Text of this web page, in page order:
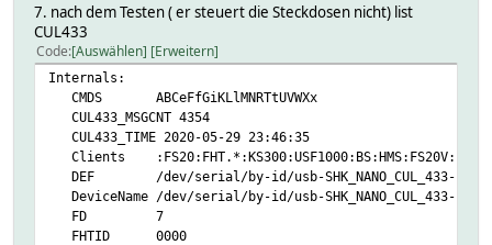
7. nach dem Testen ( er steuert die Steckdosen nicht) list
CUL433
Code Auswählen Erweitern
Internals:
CMDS ABCeFfGiKLlMNRTtUVWXx
CUL433_MSGCNT 4354
CUL433_TIME 2020-05-29 23:46:35
Clients :FS20:FHT.*:KS300:USF1000:BS:HMS:FS20V:
DEF /dev/serial/by-id/usb-SHK_NANO_CUL_433-if00-
DeviceName /dev/serial/by-id/usb-SHK_NANO_CUL_433-if00-
FD 7
FHTID 0000